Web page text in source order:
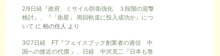
2/9日経『政府、ミサイル防衛強化 ３段階の迎撃
検討』、『「衛星」 周回軌道に投入成功か』につ
いて に 柏の住人 より
3/27日経 FT『フェイスブック創業者の過信 中
国への接近の代償 』、日経 中沢克二『日本も巻